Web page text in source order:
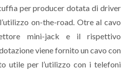
per producer dotata di driver
on-the-road. Otre al cavo
mini-jack e il rispettivo
viene fornito un cavo con
utile per l’utilizzo con i telefoni